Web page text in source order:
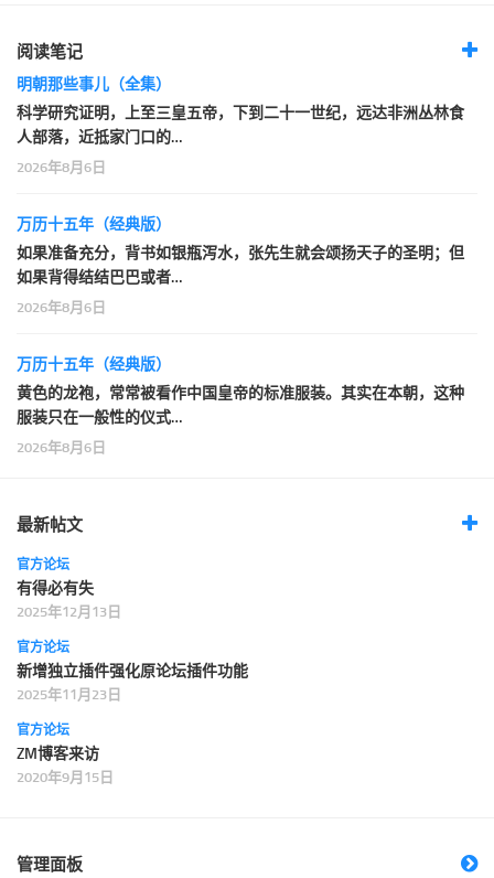
阅读笔记
明朝那些事儿（全集）
科学研究证明，上至三皇五帝，下到二十一世纪，远达非洲丛林食
人部落，近抵家门口的…
2026年8月6日
万历十五年（经典版）
如果准备充分，背书如银瓶泻水，张先生就会颂扬天子的圣明；但
如果背得结结巴巴或者…
2026年8月6日
万历十五年（经典版）
黄色的龙袍，常常被看作中国皇帝的标准服装。其实在本朝，这种
服装只在一般性的仪式…
2026年8月6日
最新帖文
官方论坛
有得必有失
2025年12月13日
官方论坛
新增独立插件强化原论坛插件功能
2025年11月23日
官方论坛
ZM博客来访
2020年9月15日
管理面板